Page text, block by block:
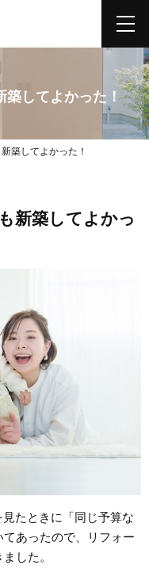
築してよかった！
築してよかった！
新築してよかっ
たときに「同じ予算な
あったので、リフォー
した。